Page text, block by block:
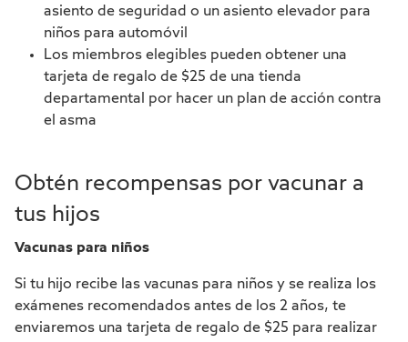
asiento de seguridad o un asiento elevador para
niños para automóvil
Los miembros elegibles pueden obtener una
tarjeta de regalo de $25 de una tienda
departamental por hacer un plan de acción contra
el asma
Obtén recompensas por vacunar a
tus hijos
Vacunas para niños
Si tu hijo recibe las vacunas para niños y se realiza los
exámenes recomendados antes de los 2 años, te
enviaremos una tarjeta de regalo de $25 para realizar